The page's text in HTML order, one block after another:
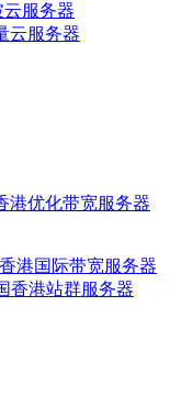
云服务器
云服务器
港优化带宽服务器
港国际带宽服务器
香港站群服务器